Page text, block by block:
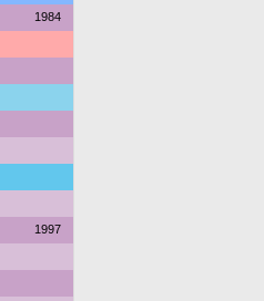
1984
1997